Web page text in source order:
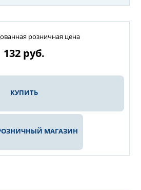
розничная цена
132 руб.
КУПИТЬ
МАГАЗИН